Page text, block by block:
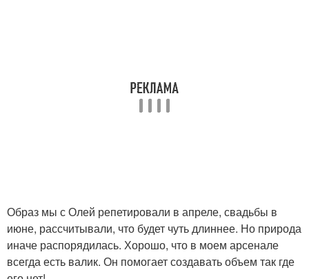
Образ мы с Олей репетировали в апреле, свадьбы в
июне, рассчитывали, что будет чуть длиннее. Но природа
иначе распорядилась. Хорошо, что в моем арсенале
всегда есть валик. Он помогает создавать объем так где